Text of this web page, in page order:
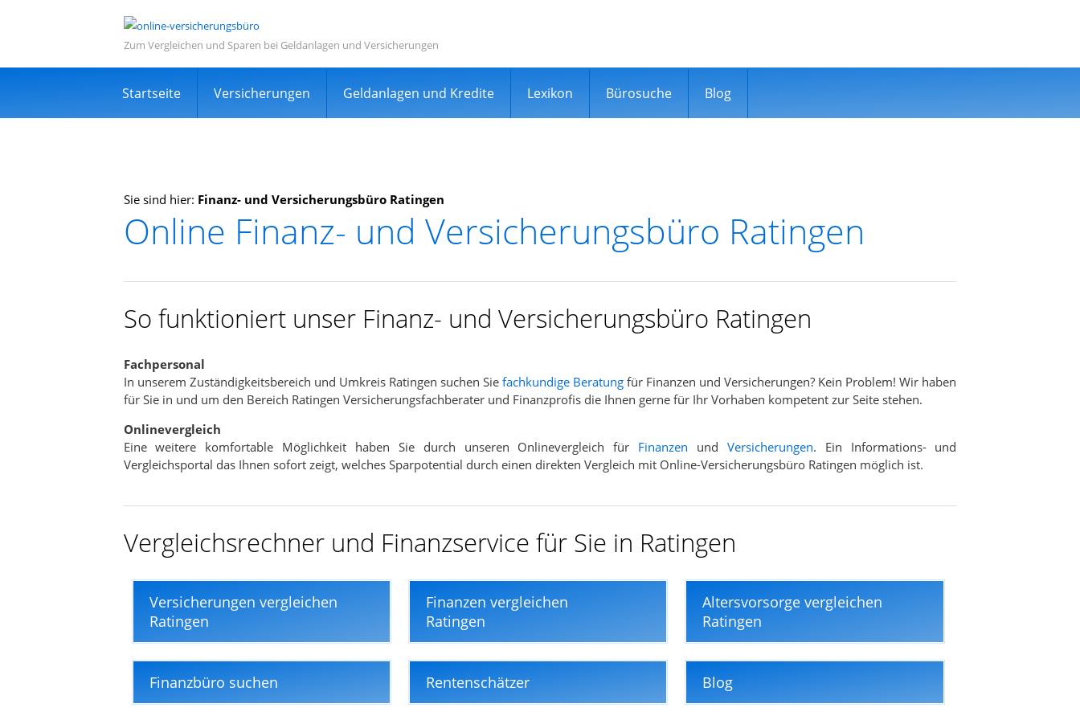
Zum Vergleichen und Sparen bei Geldanlagen und Versicherungen
Startseite Versicherungen Geldanlagen und Kredite Lexikon Bürosuche Blog
Informations- und Vergleichsportal
Sehr viele zufriedene Kunden
Kostenlos
Expertensuche in Ihrer Nähe
In nur wenigen Minuten
Sie sind hier: Finanz- und Versicherungsbüro Ratingen
Online Finanz- und Versicherungsbüro Ratingen
So funktioniert unser Finanz- und Versicherungsbüro Ratingen
Fachpersonal
In unserem Zuständigkeitsbereich und Umkreis Ratingen suchen Sie fachkundige Beratung für Finanzen und Versicherungen? Kein Problem! Wir haben
für Sie in und um den Bereich Ratingen Versicherungsfachberater und Finanzprofis die Ihnen gerne für Ihr Vorhaben kompetent zur Seite stehen.
Onlinevergleich
Eine weitere komfortable Möglichkeit haben Sie durch unseren Onlinevergleich für Finanzen und Versicherungen. Ein Informations- und
Vergleichsportal das Ihnen sofort zeigt, welches Sparpotential durch einen direkten Vergleich mit Online-Versicherungsbüro Ratingen möglich ist.
Vergleichsrechner und Finanzservice für Sie in Ratingen
Versicherungen vergleichen
Ratingen
Finanzen vergleichen
Ratingen
Altersvorsorge vergleichen
Ratingen
Finanzbüro suchen Rentenschätzer Blog